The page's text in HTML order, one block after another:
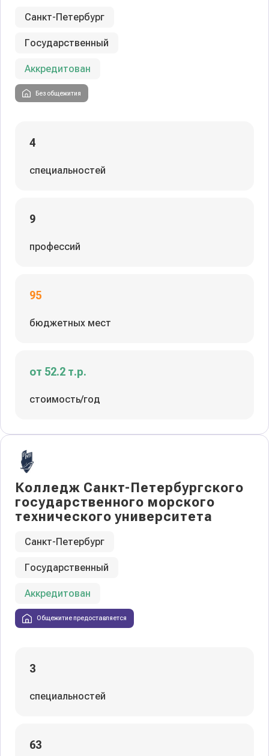
Санкт-Петербург
Государственный
Аккредитован
Без общежития
4
специальностей
9
профессий
95
бюджетных мест
от 52.2 т.р.
стоимость/год
Колледж Санкт-Петербургского
государственного морского
технического университета
Санкт-Петербург
Государственный
Аккредитован
Общежитие предоставляется
3
специальностей
63